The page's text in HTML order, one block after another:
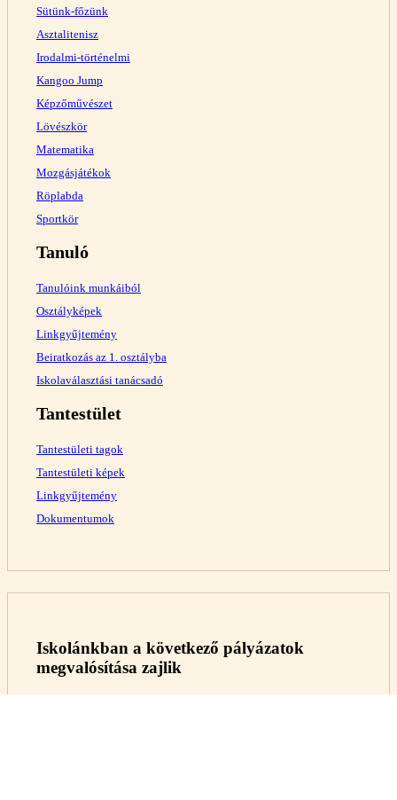
Sütünk-főzünk
Asztalitenisz
Irodalmi-történelmi
Kangoo Jump
Képzőművészet
Lövészkör
Matematika
Mozgásjátékok
Röplabda
Sportkör
Tanuló
Tanulóink munkáiból
Osztályképek
Linkgyűjtemény
Beiratkozás az 1. osztályba
Iskolaválasztási tanácsadó
Tantestület
Tantestületi tagok
Tantestületi képek
Linkgyűjtemény
Dokumentumok
Iskolánkban a következő pályázatok
megvalósítása zajlik